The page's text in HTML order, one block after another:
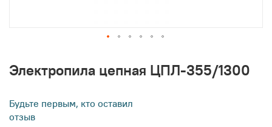
Электропила цепная ЦПЛ-355/1300
Будьте первым, кто оставил
отзыв
началу